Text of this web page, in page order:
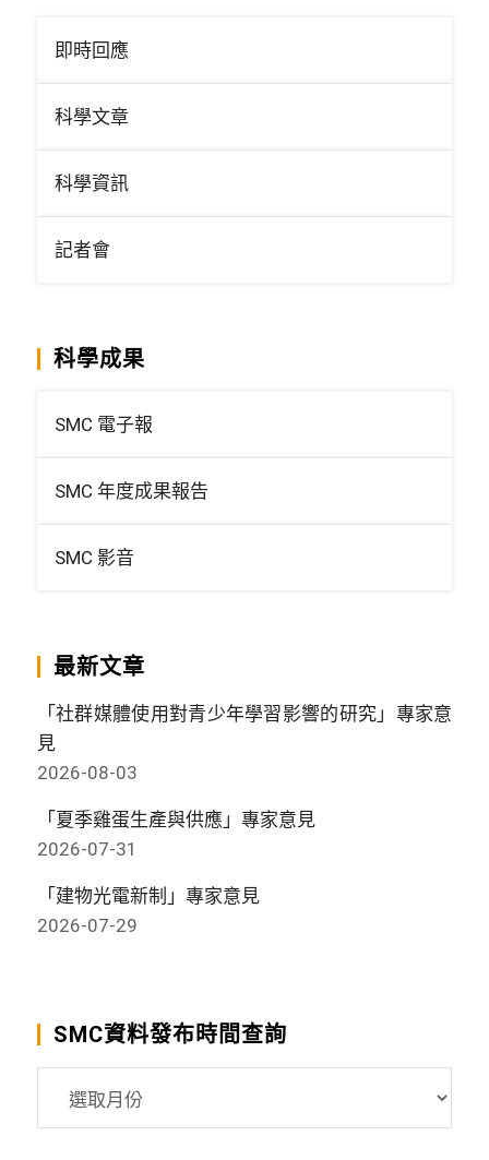
即時回應
科學文章
科學資訊
記者會
科學成果
SMC 電子報
SMC 年度成果報告
SMC 影音
最新文章
「社群媒體使用對青少年學習影響的研究」專家意
見
2026-08-03
「夏季雞蛋生產與供應」專家意見
2026-07-31
「建物光電新制」專家意見
2026-07-29
SMC資料發布時間查詢